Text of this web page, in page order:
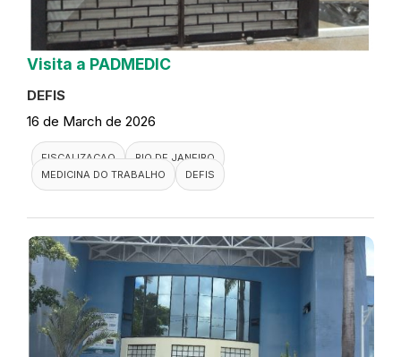
Visita a PADMEDIC
DEFIS
16 de March de 2026
FISCALIZACAO
RIO DE JANEIRO
MEDICINA DO TRABALHO
DEFIS